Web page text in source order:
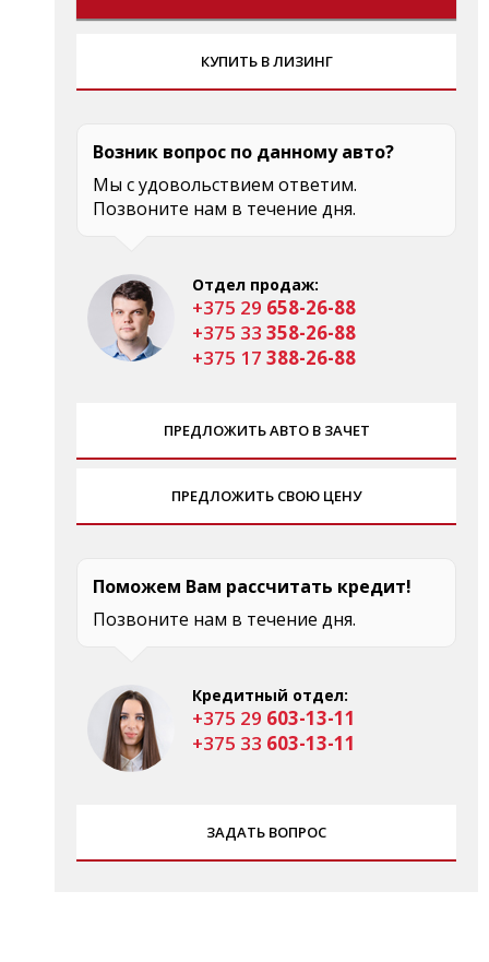
КУПИТЬ В ЛИЗИНГ
Возник вопрос по данному авто?
Мы с удовольствием ответим.
Позвоните нам в течение дня.
Отдел продаж:
+375 29 658-26-88
+375 33 358-26-88
+375 17 388-26-88
ПРЕДЛОЖИТЬ АВТО В ЗАЧЕТ
ПРЕДЛОЖИТЬ СВОЮ ЦЕНУ
Поможем Вам рассчитать кредит!
Позвоните нам в течение дня.
Кредитный отдел:
+375 29 603-13-11
+375 33 603-13-11
ЗАДАТЬ ВОПРОС